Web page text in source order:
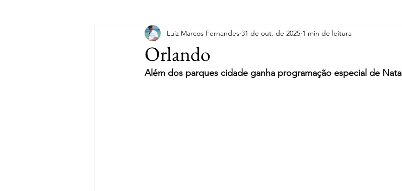
Orlando
Luiz Marcos Fernandes 31 de out. de 2025 1 min de leitura
Além dos parques cidade ganha programação especial de Natal